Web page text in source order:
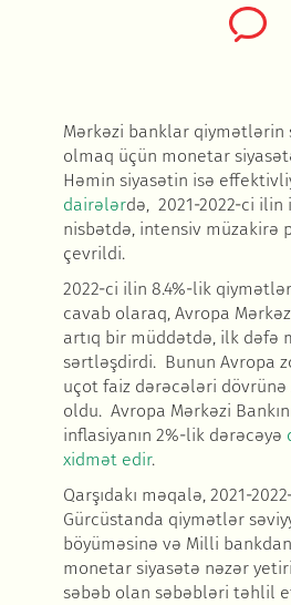
Mərkəzi banklar qiymətlərin
olmaq üçün monetar
Həmin siyasətin isə
dairələrdə, 2021-2022-ci
nisbətdə, intensiv müzakirə
çevrildi.
2022-ci ilin 8.4%-lik qiym
cavab olaraq, Avropa
artıq bir müddətdə, ilk dəfə
sərtləşdirdi. Bunun Avropa
uçot faiz dərəcələri
oldu. Avropa Mərkəzi
inflasiyanın 2%-lik dərəcəyə
xidmət edir.
Qarşıdakı məqalə,2021-
Gürcüstanda qiymətlər
böyüməsinə və Milli
monetar siyasətə nəzər
səbəb olan səbəbləri təhlil